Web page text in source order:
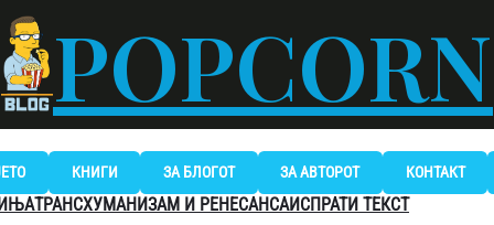
POPCORN
КНИГИ ЗА БЛОГОТ ЗА АВТОРОТ КОНТАКТ
ТРАНСХУМАНИЗАМ И РЕНЕСАНСАИСПРАТИ ТЕКСТ